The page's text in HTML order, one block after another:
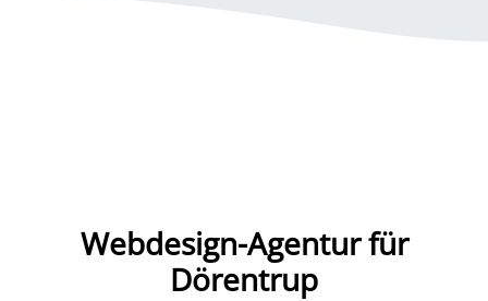
Webdesign-Agentur für
Dörentrup